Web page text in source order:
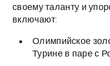
своему таланту и
включают:
Олимпийское
Турине в паре с